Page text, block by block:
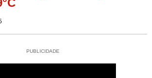
PUBLICIDADE